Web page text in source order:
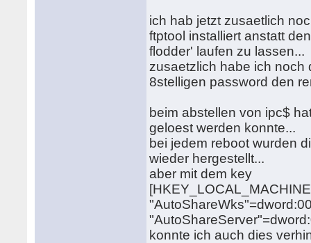
ich hab jetzt zusaetlich
ftptool installiert anstatt
flodder' laufen zu lassen...
zusaetzlich habe ich noch
8stelligen password den
beim abstellen von ipc$
geloest werden konnte...
bei jedem reboot wurden
wieder hergestellt...
aber mit dem key
konnte ich auch dies